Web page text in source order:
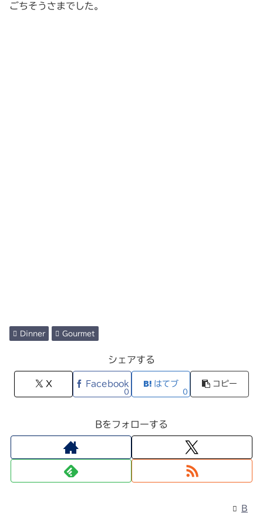
ごちそうさまでした。
Dinner Gourmet
シェアする
X Facebook
0
はてブ
0
コピー
Bをフォローする
B